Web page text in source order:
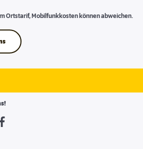
Ortstarif, Mobilfunkkosten können abweichen.